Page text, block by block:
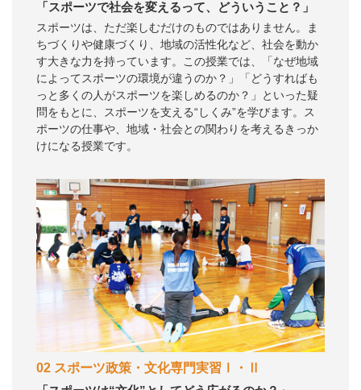
「スポーツで社会を変えるって、どういうこと？」
スポーツは、ただ楽しむだけのものではありません。ま
ちづくりや健康づくり、地域の活性化など、社会を動か
す大きな力を持っています。この授業では、「なぜ地域
によってスポーツの環境が違うのか？」「どうすればも
っと多くの人がスポーツを楽しめるのか？」といった疑
問をもとに、スポーツを支える“しくみ”を学びます。ス
ポーツの仕事や、地域・社会との関わりを考えるきっか
けになる授業です。
02 スポーツ政策・文化専門実習Ⅰ・Ⅱ